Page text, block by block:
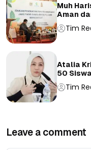
Muh
Aman
Tim
Atalia
50
Tim
Leave a comment